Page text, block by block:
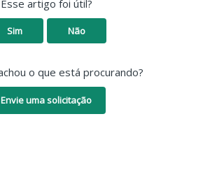
Esse artigo foi útil?
Sim Não
o que está procurando?
Envie uma solicitação